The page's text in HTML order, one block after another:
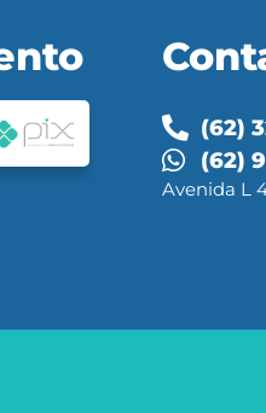
(62)
(62)
Avenida L